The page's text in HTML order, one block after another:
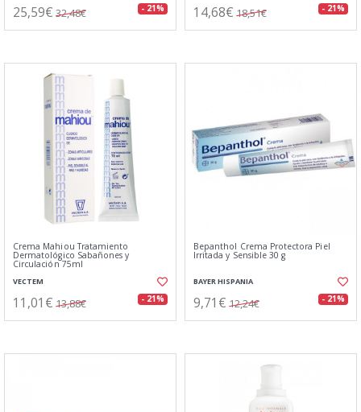
25,59€ 32,48€ - 21% 14,68€ 18,51€ - 21%
Crema Mahiou Tratamiento
Dermatológico Sabañones y
Circulación 75ml
VECTEM
11,01€ 13,88€ - 21%
Bepanthol Crema Protectora Piel
Irritada y Sensible 30 g
BAYER HISPANIA
9,71€ 12,24€ - 21%